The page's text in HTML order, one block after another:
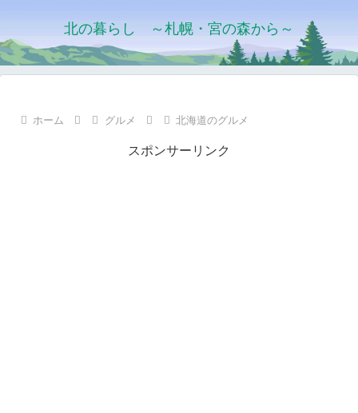
北の暮らし ～札幌・宮の森から～
ホーム グルメ 北海道のグルメ
スポンサーリンク